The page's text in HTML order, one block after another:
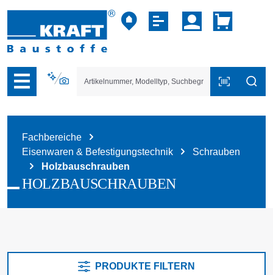
der B2B-Plattform springen
Fachbereiche
Eisenwaren & Befestigungstechnik
Schrauben
Holzbauschrauben
HOLZBAUSCHRAUBEN
PRODUKTE FILTERN